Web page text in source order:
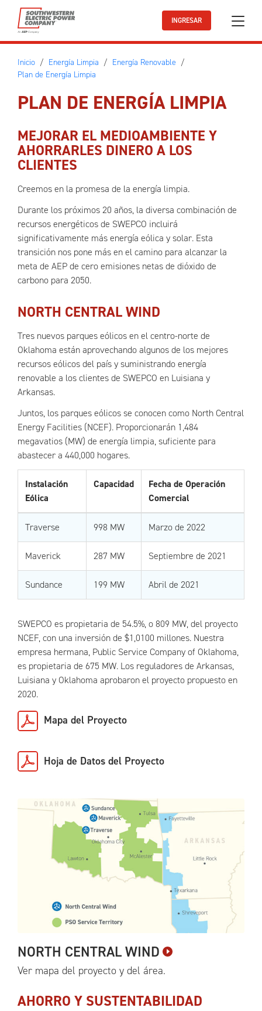
Ir al contenido principal
INGRESAR
Inicio Energía Limpia
Energía Renovable
Plan de Energía Limpia
PLAN DE ENERGÍA LIMPIA
MEJORAR EL MEDIOAMBIENTE Y
AHORRARLES DINERO A LOS
CLIENTES
Creemos en la promesa de la energía limpia.
Durante los próximos 20 años, la diversa combinación de
recursos energéticos de SWEPCO incluirá
significativamente más energía eólica y solar. Esta
transición nos pone más en el camino para alcanzar la
meta de AEP de cero emisiones netas de dióxido de
carbono para 2050.
NORTH CENTRAL WIND
Tres nuevos parques eólicos en el centro-norte de
Oklahoma están aprovechando algunos de los mejores
recursos eólicos del país y suministrando energía
renovable a los clientes de SWEPCO en Luisiana y
Arkansas.
Juntos, los parques eólicos se conocen como North Central
Energy Facilities (NCEF). Proporcionarán 1,484
megavatios (MW) de energía limpia, suficiente para
abastecer a 440,000 hogares.
Instalación
Eólica
Capacidad
Fecha de Operación
Comercial
Traverse 998 MW Marzo de 2022
Maverick 287 MW Septiembre de 2021
Sundance 199 MW Abril de 2021
SWEPCO es propietaria de 54.5%, o 809 MW, del proyecto
NCEF, con una inversión de $1,0100 millones. Nuestra
empresa hermana, Public Service Company of Oklahoma,
es propietaria de 675 MW. Los reguladores de Arkansas,
Luisiana y Oklahoma aprobaron el proyecto propuesto en
2020.
Mapa del Proyecto
Hoja de Datos del Proyecto
NORTH CENTRALWIND
Ver mapa del proyecto y del área.
AHORRO Y SUSTENTABILIDAD